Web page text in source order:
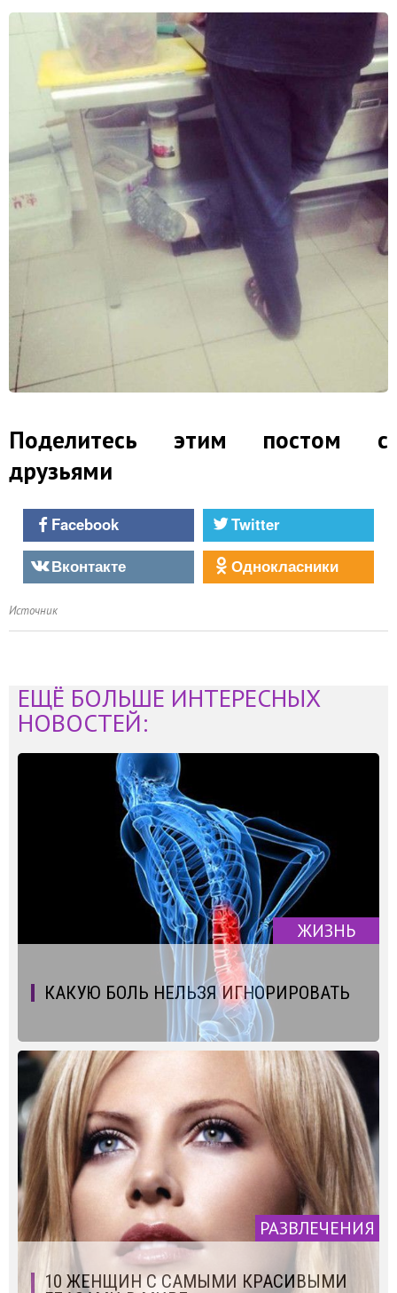
Поделитесь этим постом с
друзьями
Facebook
Twitter
Вконтакте
Однокласники
Источник
ЕЩЁ БОЛЬШЕ ИНТЕРЕСНЫХ
НОВОСТЕЙ:
ЖИЗНЬ
КАКУЮ БОЛЬ НЕЛЬЗЯ ИГНОРИРОВАТЬ
РАЗВЛЕЧЕНИЯ
10 ЖЕНЩИН С САМЫМИ КРАСИВЫМИ